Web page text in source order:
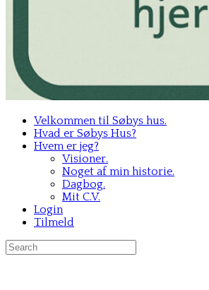
Velkommen til Søbys hus.
Hvad er Søbys Hus?
Hvem er jeg?
Visioner.
Noget af min historie.
Dagbog.
Mit C.V.
Login
Tilmeld
Search
for: